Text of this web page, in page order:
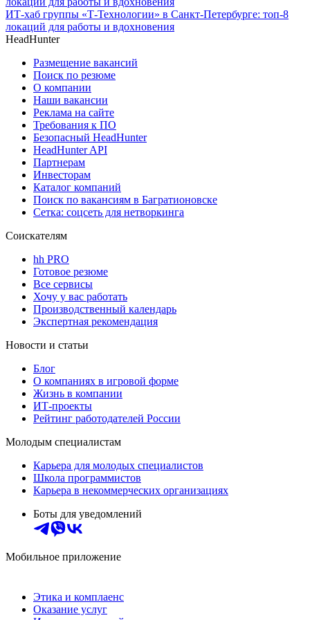
ИТ-хаб группы «Т-Технологии» в Санкт-Петербурге: топ-8
локаций для работы и вдохновения
HeadHunter
Размещение вакансий
Поиск по резюме
О компании
Наши вакансии
Реклама на сайте
Требования к ПО
Безопасный HeadHunter
HeadHunter API
Партнерам
Инвесторам
Каталог компаний
Поиск по вакансиям в Багратионовске
Сетка: соцсеть для нетворкинга
Соискателям
hh PRO
Готовое резюме
Все сервисы
Хочу у вас работать
Производственный календарь
Экспертная рекомендация
Новости и статьи
Блог
О компаниях в игровой форме
Жизнь в компании
ИТ-проекты
Рейтинг работодателей России
Молодым специалистам
Карьера для молодых специалистов
Школа программистов
Карьера в некоммерческих организациях
Боты для уведомлений
Мобильное приложение
Этика и комплаенс
Оказание услуг